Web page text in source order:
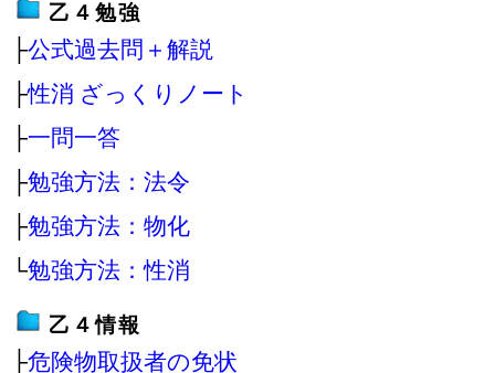
乙４勉強
├公式過去問＋解説
├性消 ざっくりノート
├一問一答
├勉強方法：法令
├勉強方法：物化
└勉強方法：性消
乙４情報
├危険物取扱者の免状